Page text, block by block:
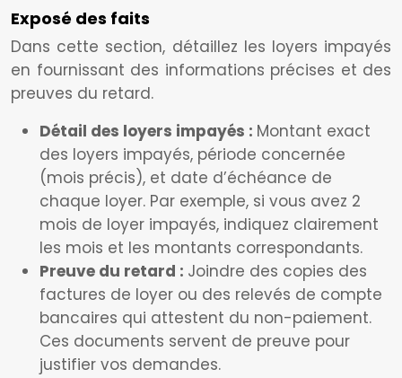
Exposé des faits
Dans cette section, détaillez les loyers impayés
en fournissant des informations précises et des
preuves du retard.
Détail des loyers impayés : Montant exact
des loyers impayés, période concernée
(mois précis), et date d’échéance de
chaque loyer. Par exemple, si vous avez 2
mois de loyer impayés, indiquez clairement
les mois et les montants correspondants.
Preuve du retard : Joindre des copies des
factures de loyer ou des relevés de compte
bancaires qui attestent du non-paiement.
Ces documents servent de preuve pour
justifier vos demandes.